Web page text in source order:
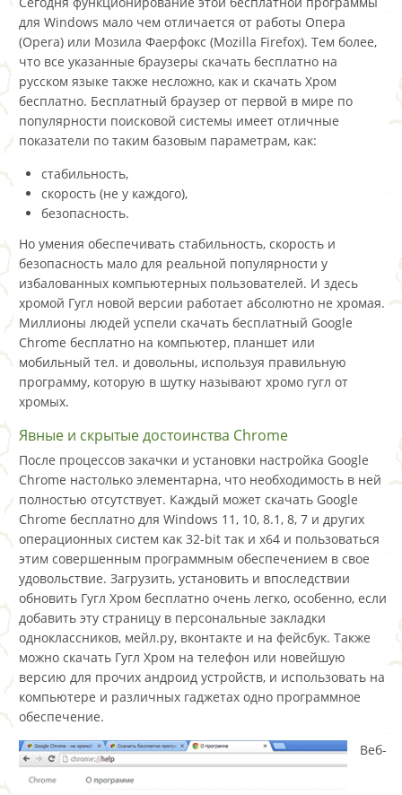
для Windows мало чем отличается от работы Опера
(Opera) или Мозила Фаерфокс (Mozilla Firefox). Тем более,
что все указанные браузеры скачать бесплатно на
русском языке также несложно, как и скачать Хром
бесплатно. Бесплатный браузер от первой в мире по
популярности поисковой системы имеет отличные
показатели по таким базовым параметрам, как:
стабильность,
скорость (не у каждого),
безопасность.
Но умения обеспечивать стабильность, скорость и
безопасность мало для реальной популярности у
избалованных компьютерных пользователей. И здесь
хромой Гугл новой версии работает абсолютно не хромая.
Миллионы людей успели скачать бесплатный Google
Chrome бесплатно на компьютер, планшет или
мобильный тел. и довольны, используя правильную
программу, которую в шутку называют хромо гугл от
хромых.
Явные и скрытые достоинства Chrome
После процессов закачки и установки настройка Google
Chrome настолько элементарна, что необходимость в ней
полностью отсутствует. Каждый может скачать Google
Chrome бесплатно для Windows 11, 10, 8.1, 8, 7 и других
операционных систем как 32-bit так и x64 и пользоваться
этим совершенным программным обеспечением в свое
удовольствие. Загрузить, установить и впоследствии
обновить Гугл Хром бесплатно очень легко, особенно, если
добавить эту страницу в персональные закладки
одноклассников, мейл.ру, вконтакте и на фейсбук. Также
можно скачать Гугл Хром на телефон или новейшую
версию для прочих андроид устройств, и использовать на
компьютере и различных гаджетах одно программное
обеспечение.
Веб-